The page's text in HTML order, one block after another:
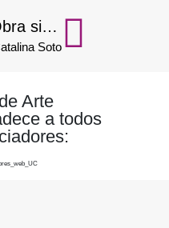
Obra siguiente
Soto
Arte
a todos